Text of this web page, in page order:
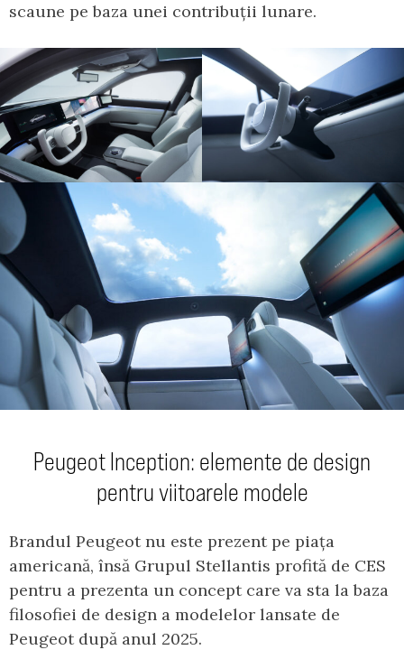
scaune pe baza unei contribuții lunare.
Peugeot Inception: elemente de design
pentru viitoarele modele
Brandul Peugeot nu este prezent pe piața
americană, însă Grupul Stellantis profită de CES
pentru a prezenta un concept care va sta la baza
filosofiei de design a modelelor lansate de
Peugeot după anul 2025.